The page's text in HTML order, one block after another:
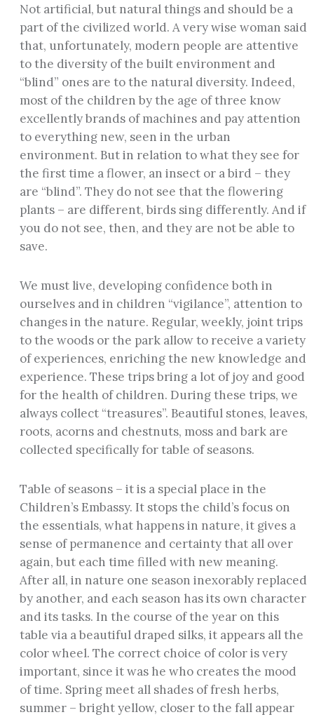
Not artificial, but natural things and should be a
part of the civilized world. A very wise woman said
that, unfortunately, modern people are attentive
to the diversity of the built environment and
“blind” ones are to the natural diversity. Indeed,
most of the children by the age of three know
excellently brands of machines and pay attention
to everything new, seen in the urban
environment. But in relation to what they see for
the first time a flower, an insect or a bird – they
are “blind”. They do not see that the flowering
plants – are different, birds sing differently. And if
you do not see, then, and they are not be able to
save.
We must live, developing confidence both in
ourselves and in children “vigilance”, attention to
changes in the nature. Regular, weekly, joint trips
to the woods or the park allow to receive a variety
of experiences, enriching the new knowledge and
experience. These trips bring a lot of joy and good
for the health of children. During these trips, we
always collect “treasures”. Beautiful stones, leaves,
roots, acorns and chestnuts, moss and bark are
collected specifically for table of seasons.
Table of seasons – it is a special place in the
Children’s Embassy. It stops the child’s focus on
the essentials, what happens in nature, it gives a
sense of permanence and certainty that all over
again, but each time filled with new meaning.
After all, in nature one season inexorably replaced
by another, and each season has its own character
and its tasks. In the course of the year on this
table via a beautiful draped silks, it appears all the
color wheel. The correct choice of color is very
important, since it was he who creates the mood
of time. Spring meet all shades of fresh herbs,
summer – bright yellow, closer to the fall appear